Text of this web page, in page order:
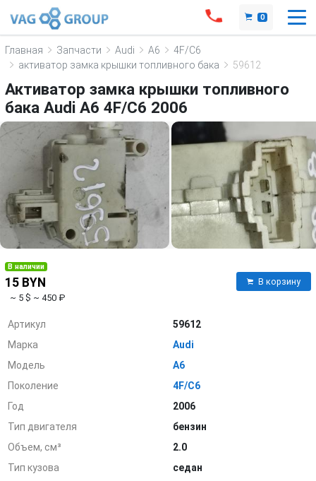
0
Главная Запчасти Audi A6
4F/C6
активатор замка крышки топливного бака
59612
Активатор замка крышки топливного
бака Audi A6 4F/C6 2006
В наличии
15 BYN
~ 5 $ ~ 450 ₽
В корзину
Артикул
59612
Марка
Audi
Модель
A6
Поколение
4F/C6
Год
2006
Тип двигателя
бензин
Объем, см³
2.0
Тип кузова
седан